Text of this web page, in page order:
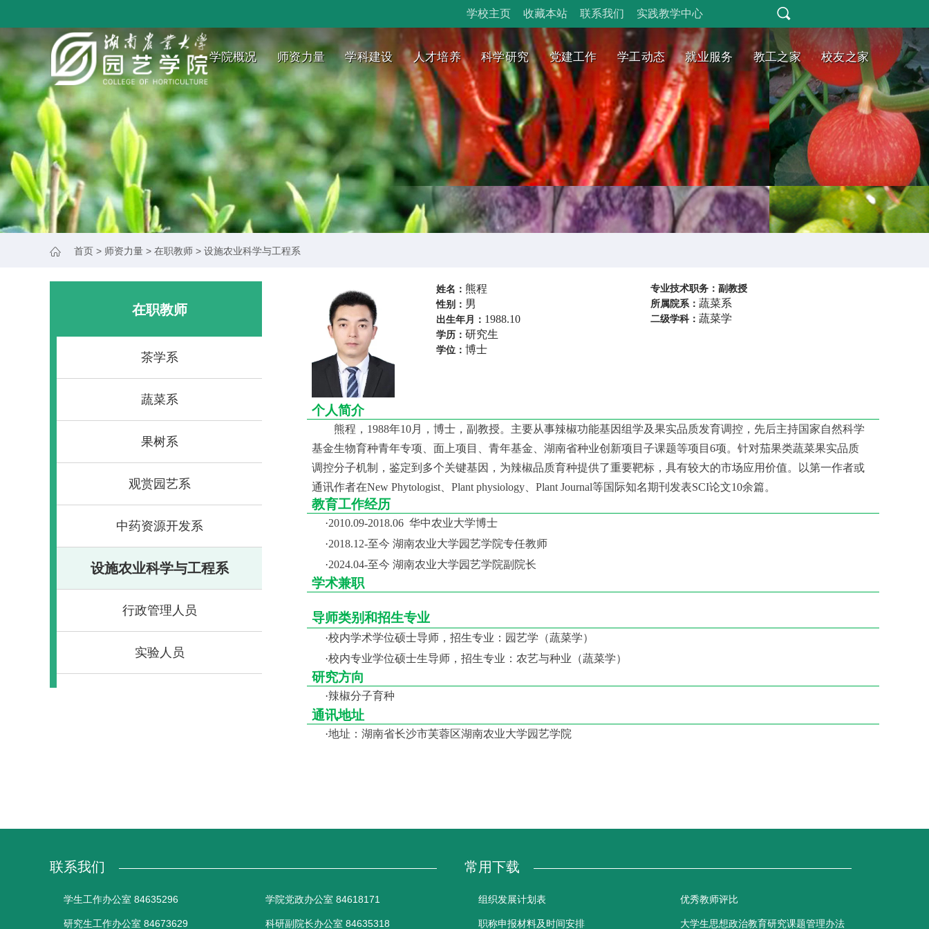
学校主页 收藏本站 联系我们 实践教学中心
学院概况 师资力量 学科建设 人才培养 科学研究 党建工作 学工动态 就业服务 教工之家 校友之家
首页 > 师资力量 > 在职教师 > 设施农业科学与工程系
在职教师
茶学系
蔬菜系
果树系
观赏园艺系
中药资源开发系
设施农业科学与工程系
行政管理人员
实验人员
姓名： 熊程
性别： 男
出生年月： 1988.10
学历： 研究生
学位： 博士
专业技术职务：副教授
所属院系： 蔬菜系
二级学科： 蔬菜学
个人简介
熊程， 1988年10月，博士，副教授。主要从事辣椒功能基因组学及果实品质发育调控，先后主持国家自然科学
基金生物育种青年专项、面上项目、青年基金、湖南省种业创新项目子课题等项目6项。针对茄果类蔬菜果实品质
调控分子机制，鉴定到多个关键基因，为辣椒品质育种提供了重要靶标，具有较大的市场应用价值。以第一作者或
通讯作者在New Phytologist、Plant physiology、Plant Journal等国际知名期刊发表SCI论文10余篇。
教育工作经历
·2010.09-2018.06 华中农业大学博士
·2018.12-至今 湖南农业大学园艺学院专任教师
·2024.04-至今 湖南农业大学园艺学院副院长
学术兼职
导师类别和招生专业
·校内学术学位硕士导师，招生专业：园艺学（蔬菜学）
·校内专业学位硕士生导师，招生专业：农艺与种业（蔬菜学）
研究方向
·辣椒分子育种
通讯地址
·地址：湖南省长沙市芙蓉区湖南农业大学园艺学院
联系我们
学生工作办公室 84635296 学院党政办公室 84618171
研究生工作办公室 84673629 科研副院长办公室 84635318
常用下载
组织发展计划表 优秀教师评比
职称申报材料及时间安排 大学生思想政治教育研究课题管理办法